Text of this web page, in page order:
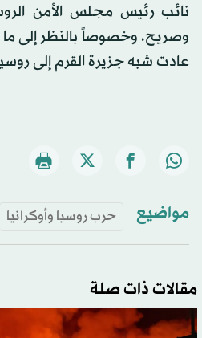
نائب رئيس مجلس الأمن
وصريح، وخصوصاً بالنظر إلى
عادت شبه جزيرة القرم إلى
مواضيع حرب روسيا وأوكرانيا
مقالات ذات صلة